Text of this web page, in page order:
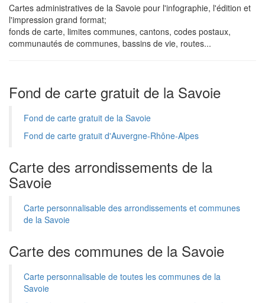
Cartes administratives de la Savoie pour l'infographie, l'édition et
l'impression grand format;
fonds de carte, limites communes, cantons, codes postaux,
communautés de communes, bassins de vie, routes...
Fond de carte gratuit de la Savoie
Fond de carte gratuit de la Savoie
Fond de carte gratuit d'Auvergne-Rhône-Alpes
Carte des arrondissements de la
Savoie
Carte personnalisable des arrondissements et communes
de la Savoie
Carte des communes de la Savoie
Carte personnalisable de toutes les communes de la
Savoie